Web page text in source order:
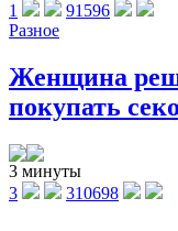
1
91596
Разное
Женщина
покупать
3 минуты
3
310698